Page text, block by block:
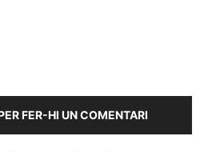
FER-HI UN COMENTARI